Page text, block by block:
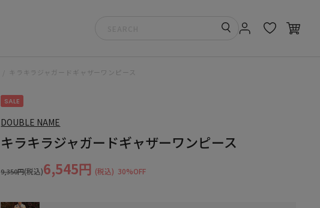
キラキラジャガードギャザーワンピース
SALE
DOUBLE NAME
キラキラジャガードギャザーワンピース
9,350円(税込)6,545円 (税込) 30%OFF